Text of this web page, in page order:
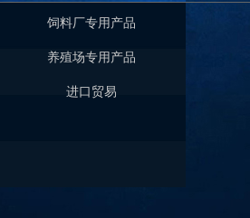
饲料厂专用产品
养殖场专用产品
进口贸易